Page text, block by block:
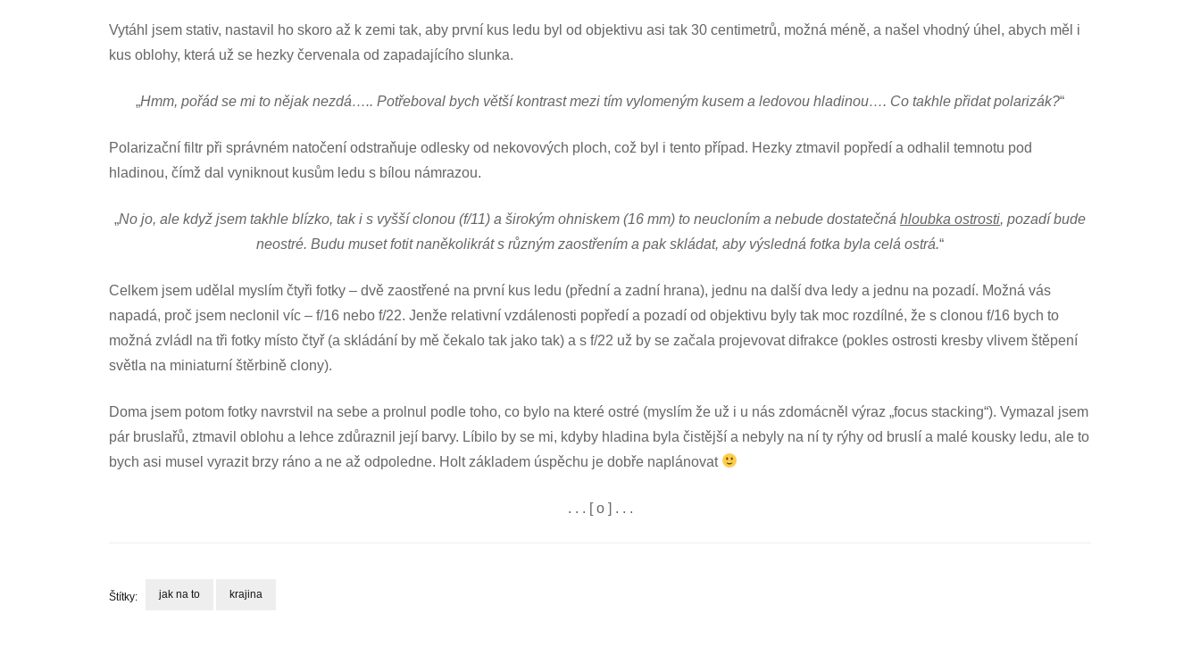
Vytáhl jsem stativ, nastavil ho skoro až k zemi tak, aby první kus ledu byl od objektivu asi tak 30 centimetrů, možná méně, a našel vhodný úhel, abych měl i
kus oblohy, která už se hezky červenala od zapadajícího slunka.
„Hmm, pořád se mi to nějak nezdá….. Potřeboval bych větší kontrast mezi tím vylomeným kusem a ledovou hladinou…. Co takhle přidat polarizák?“
Polarizační filtr při správném natočení odstraňuje odlesky od nekovových ploch, což byl i tento případ. Hezky ztmavil popředí a odhalil temnotu pod
hladinou, čímž dal vyniknout kusům ledu s bílou námrazou.
„No jo, ale když jsem takhle blízko, tak i s vyšší clonou (f/11) a širokým ohniskem (16 mm) to neucloním a nebude dostatečná hloubka ostrosti, pozadí bude
neostré. Budu muset fotit naněkolikrát s různým zaostřením a pak skládat, aby výsledná fotka byla celá ostrá.“
Celkem jsem udělal myslím čtyři fotky – dvě zaostřené na první kus ledu (přední a zadní hrana), jednu na další dva ledy a jednu na pozadí. Možná vás
napadá, proč jsem neclonil víc – f/16 nebo f/22. Jenže relativní vzdálenosti popředí a pozadí od objektivu byly tak moc rozdílné, že s clonou f/16 bych to
možná zvládl na tři fotky místo čtyř (a skládání by mě čekalo tak jako tak) a s f/22 už by se začala projevovat difrakce (pokles ostrosti kresby vlivem štěpení
světla na miniaturní štěrbině clony).
Doma jsem potom fotky navrstvil na sebe a prolnul podle toho, co bylo na které ostré (myslím že už i u nás zdomácněl výraz „focus stacking“). Vymazal jsem
pár bruslařů, ztmavil oblohu a lehce zdůraznil její barvy. Líbilo by se mi, kdyby hladina byla čistější a nebyly na ní ty rýhy od bruslí a malé kousky ledu, ale to
bych asi musel vyrazit brzy ráno a ne až odpoledne. Holt základem úspěchu je dobře naplánovat
. . . [ o ] . . .
Štítky: jak na to krajina